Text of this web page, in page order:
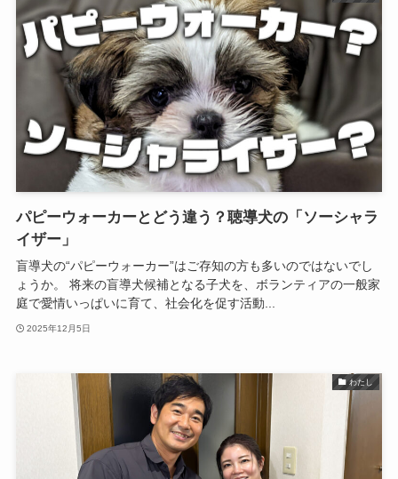
パピーウォーカーとどう違う？聴導犬の「ソーシャラ
イザー」
盲導犬の“パピーウォーカー”はご存知の方も多いのではないでし
ょうか。 将来の盲導犬候補となる子犬を、ボランティアの一般家
庭で愛情いっぱいに育て、社会化を促す活動...
2025年12月5日
わたし